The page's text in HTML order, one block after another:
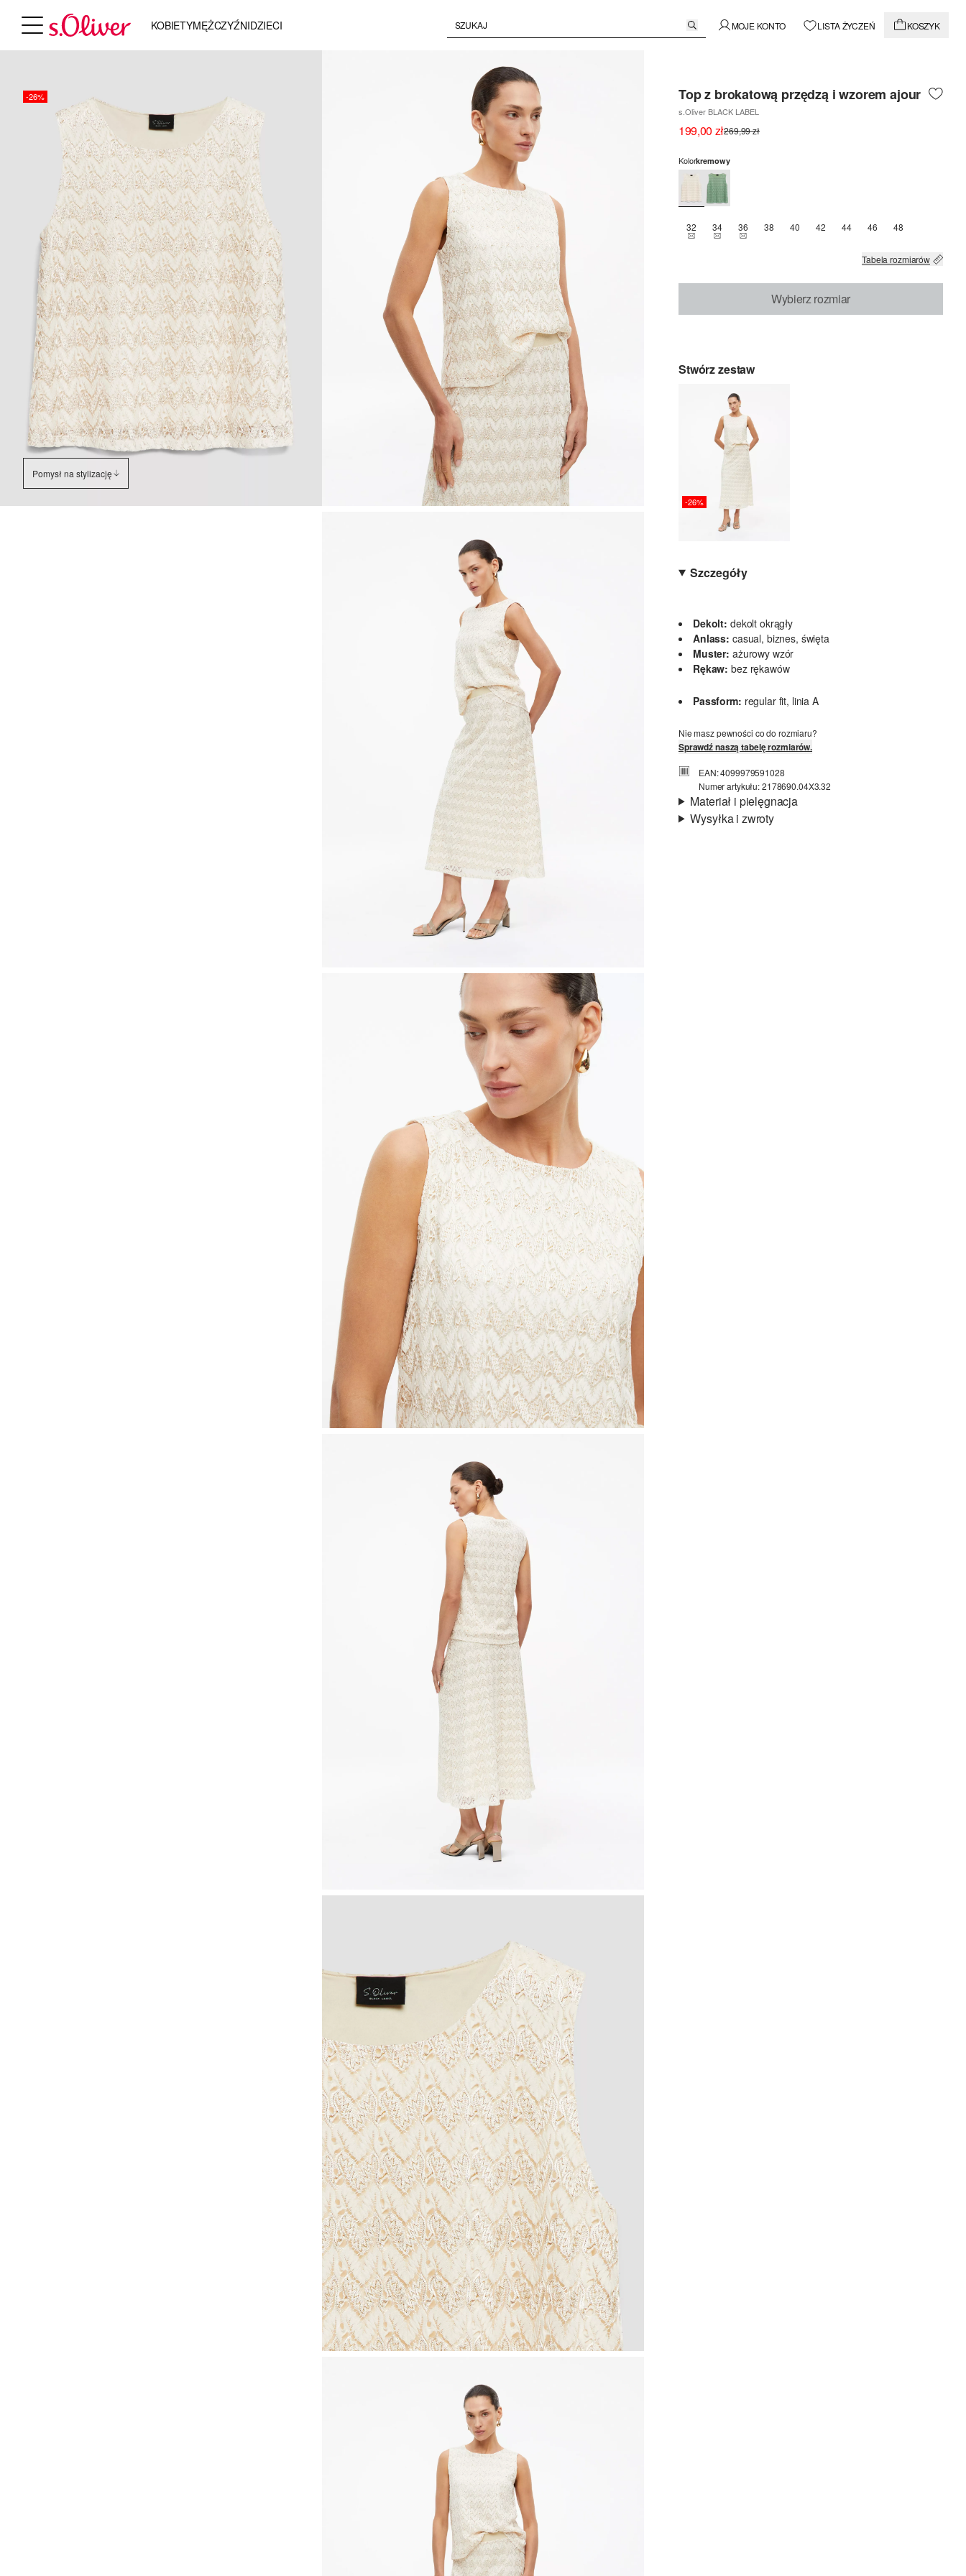
KOBIETYMĘŻCZYŹNIDZIECI MOJE KONTO LISTA ŻYCZEŃ KOSZYK
-26%
Pomysł na stylizację
Top z brokatową przędzą i wzorem ajour
s.Oliver BLACK LABEL
199,00 zł269,99 zł
Kolorkremowy
32TEN ROZMIAR JEST OBECNIE NIEDOSTĘPNY
34TEN ROZMIAR JEST OBECNIE NIEDOSTĘPNY
36TEN ROZMIAR JEST OBECNIE NIEDOSTĘPNY
38 40 42 44 46 48
Tabela rozmiarów
Wybierz rozmiar
Stwórz zestaw
-26%
Szczegóły
Dekolt: dekolt okrągły
Anlass: casual, biznes, święta
Muster: ażurowy wzór
Rękaw: bez rękawów
Passform: regular fit, linia A
Nie masz pewności co do rozmiaru?
Sprawdź naszą tabelę rozmiarów.
EAN: 4099979591028
Numer artykułu: 2178690.04X3.32
Materiał i pielęgnacja
Wysyłka i zwroty